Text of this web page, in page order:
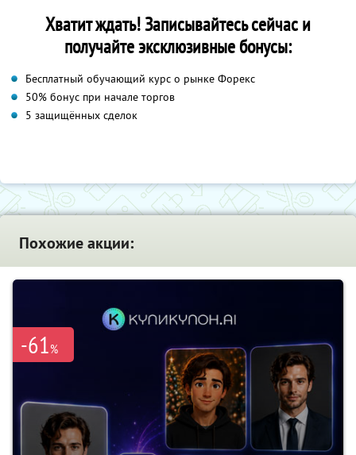
Хватит ждать! Записывайтесь сейчас и
получайте эксклюзивные бонусы:
Бесплатный обучающий курс о рынке Форекс
50% бонус при начале торгов
5 защищённых сделок
Похожие акции:
-61%